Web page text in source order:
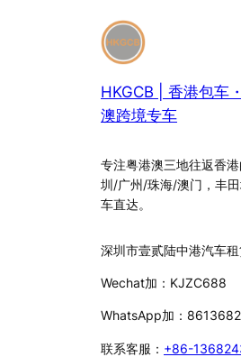
HKGCB | 香港包车
澳跨境专车
专注粤港澳三地往返香
圳/广州/珠海/澳门，丰
车直达。
深圳市壹贰陆中港汽车
Wechat加：KJZC688
WhatsApp加：
联系客服： +86-